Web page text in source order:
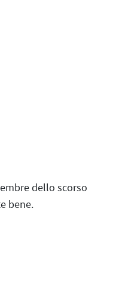
dello scorso
bene.